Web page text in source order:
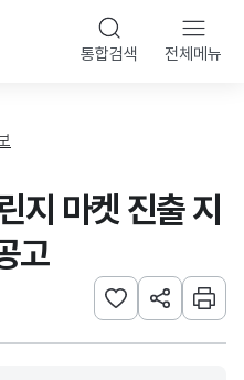
통합검색 전체메뉴
지 마켓 진출 지
고
관심사 등록하기
URL 공유하
인쇄